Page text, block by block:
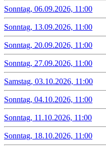
Sonntag, 06.09.2026, 11:00
Sonntag, 13.09.2026, 11:00
Sonntag, 20.09.2026, 11:00
Sonntag, 27.09.2026, 11:00
Samstag, 03.10.2026, 11:00
Sonntag, 04.10.2026, 11:00
Sonntag, 11.10.2026, 11:00
Sonntag, 18.10.2026, 11:00